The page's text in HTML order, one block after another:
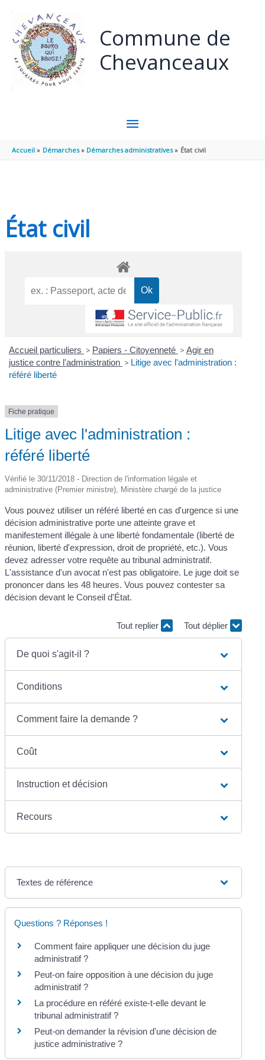
Commune de
Chevanceaux
MENU
PRINCIPAL
Accueil Démarches Démarches administratives État civil
État civil
Accueil particuliers > Papiers - Citoyenneté > Agir en
justice contre l'administration > Litige avec l'administration :
référé liberté
Fiche pratique
Litige avec l'administration :
référé liberté
Vérifié le 30/11/2018 - Direction de l'information légale et
administrative (Premier ministre), Ministère chargé de la justice
Vous pouvez utiliser un référé liberté en cas d'urgence si une
décision administrative porte une atteinte grave et
manifestement illégale à une liberté fondamentale (liberté de
réunion, liberté d'expression, droit de propriété, etc.). Vous
devez adresser votre requête au tribunal administratif.
L'assistance d'un avocat n'est pas obligatoire. Le juge doit se
prononcer dans les 48 heures. Vous pouvez contester sa
décision devant le Conseil d'État.
Tout replier Tout déplier
De quoi s'agit-il ?
Conditions
Comment faire la demande ?
Coût
Instruction et décision
Recours
Textes de référence
Questions ? Réponses !
Comment faire appliquer une décision du juge
administratif ?
Peut-on faire opposition à une décision du juge
administratif ?
La procédure en référé existe-t-elle devant le
tribunal administratif ?
Peut-on demander la révision d'une décision de
justice administrative ?